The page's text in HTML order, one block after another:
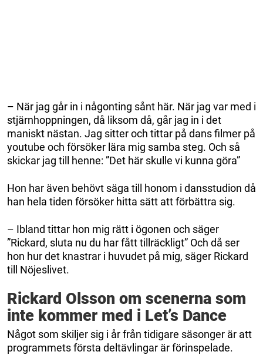
– När jag går in i någonting sånt här. När jag var med i
stjärnhoppningen, då liksom då, går jag in i det
maniskt nästan. Jag sitter och tittar på dans filmer på
youtube och försöker lära mig samba steg. Och så
skickar jag till henne: ”Det här skulle vi kunna göra”
Hon har även behövt säga till honom i dansstudion då
han hela tiden försöker hitta sätt att förbättra sig.
– Ibland tittar hon mig rätt i ögonen och säger
”Rickard, sluta nu du har fått tillräckligt” Och då ser
hon hur det knastrar i huvudet på mig, säger Rickard
till Nöjeslivet.
Rickard Olsson om scenerna som
inte kommer med i Let’s Dance
Något som skiljer sig i år från tidigare säsonger är att
programmets första deltävlingar är förinspelade.